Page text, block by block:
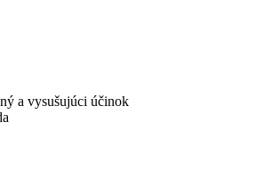
a vysušujúci účinok